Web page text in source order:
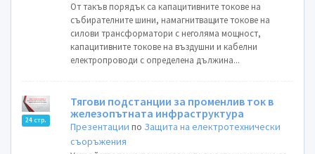
От такъв порядък са капацитивните токове на
събирателните шини, намагнитващите токове на
силови трансформатори с неголяма мощност,
капацитивните токове на въздушни и кабелни
електропроводи с определена дължина...
24 стр.
Тягови подстанции за променлив ток в
железопътната инфраструктура
Презентации по Защита на електротехнически
съоръжения